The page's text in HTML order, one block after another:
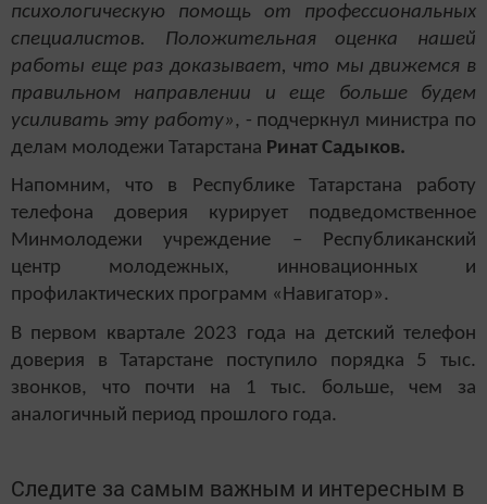
психологическую помощь от профессиональных
специалистов. Положительная оценка нашей
работы еще раз доказывает, что мы движемся в
правильном направлении и еще больше будем
усиливать эту работу», - подчеркнул министра по
делам молодежи Татарстана Ринат Садыков.
Напомним, что в Республике Татарстана работу
телефона доверия курирует подведомственное
Минмолодежи учреждение – Республиканский
центр молодежных, инновационных и
профилактических программ «Навигатор».
В первом квартале 2023 года на детский телефон
доверия в Татарстане поступило порядка 5 тыс.
звонков, что почти на 1 тыс. больше, чем за
аналогичный период прошлого года.
Следите за самым важным и интересным в